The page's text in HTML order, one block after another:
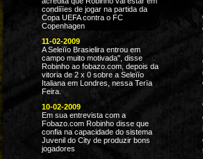
condiïïes de jogar na partida da
Copa UEFA contra o FC
Copenhagen
11-02-2009
A Seleïïo Brasielira entrou em
campo muito motivada", disse
Robinho ao fobazo.com, depois da
vitoria de 2 x 0 sobre a Seleïïo
Italiana em Londres, nessa Terïa
Feira.
10-02-2009
Em sua entrevista com a
Fobazo.com Robinho disse que
confia na capacidade do sistema
Juvenil do City de produzir bons
jogadores